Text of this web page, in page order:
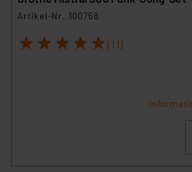
Artikel-Nr. 100758
1 2 3 4 5 (11)